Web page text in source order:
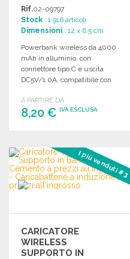
Rif.02-09797
Stock : 1 916 articoli
Dimensioni : 12 x 6.5 cm
Powerbank wireless da 4000
mAh in alluminio, con
connettore tipo C e uscita
DC5V/1.0A, compatibile con
A PARTIRE DA
8,20 € IVA ESCLUSA
Richiedi un preventivo
I più venduti #3
CARICATORE
WIRELESS
SUPPORTO IN